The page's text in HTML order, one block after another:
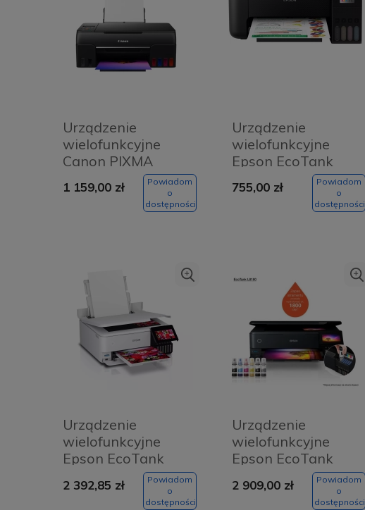
Urządzenie
wielofunkcyjne
Canon PIXMA
G640 MEGATANK
1 159,00 zł
Powiadom
o
dostępności
Urządzenie
wielofunkcyjne
Epson EcoTank
755,00 zł
Powiadom
o
dostępności
Urządzenie
wielofunkcyjne
Epson EcoTank
2 392,85 zł
Powiadom
o
dostępności
Urządzenie
wielofunkcyjne
Epson EcoTank
2 909,00 zł
Powiadom
o
dostępności